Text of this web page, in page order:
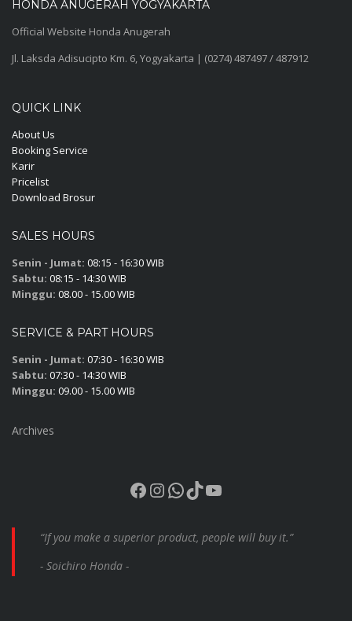
HONDA ANUGERAH YOGYAKARTA
Official Website Honda Anugerah
Jl. Laksda Adisucipto Km. 6, Yogyakarta | (0274) 487497 / 487912
QUICK LINK
About Us
Booking Service
Karir
Pricelist
Download Brosur
SALES HOURS
Senin - Jumat: 08:15 - 16:30 WIB
Sabtu: 08:15 - 14:30 WIB
Minggu: 08.00 - 15.00 WIB
SERVICE & PART HOURS
Senin - Jumat: 07:30 - 16:30 WIB
Sabtu: 07:30 - 14:30 WIB
Minggu: 09.00 - 15.00 WIB
Archives
Facebook
Instagram
WhatsApp
TikTok
YouTube
“If you make a superior product, people will buy it.”
- Soichiro Honda -